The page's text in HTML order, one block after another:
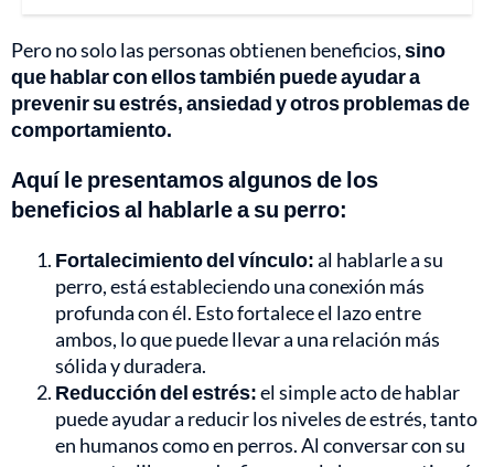
Pero no solo las personas obtienen beneficios,sino
que hablar con ellos también puede ayudar a
prevenir su estrés, ansiedad y otros problemas de
comportamiento.
Aquí le presentamos algunos de los
beneficios al hablarle a su perro:
Fortalecimiento del vínculo:al hablarle a su
perro, está estableciendo una conexión más
profunda con él. Esto fortalece el lazo entre
ambos, lo que puede llevar a una relación más
sólida y duradera.
Reducción del estrés:el simple acto de hablar
puede ayudar a reducir los niveles de estrés, tanto
en humanos como en perros. Al conversar con su